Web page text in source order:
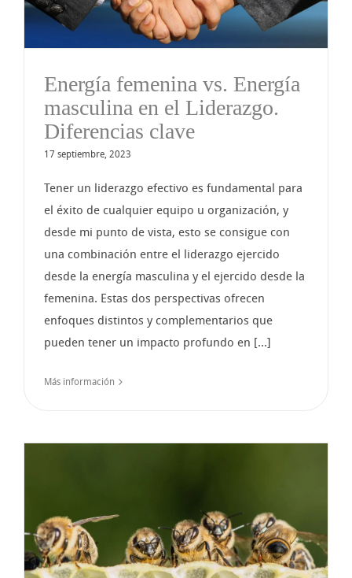
Energía femenina vs. Energía
masculina en el Liderazgo.
Diferencias clave
17 septiembre, 2023
Tener un liderazgo efectivo es fundamental para
el éxito de cualquier equipo u organización, y
desde mi punto de vista, esto se consigue con
una combinación entre el liderazgo ejercido
desde la energía masculina y el ejercido desde la
femenina. Estas dos perspectivas ofrecen
enfoques distintos y complementarios que
pueden tener un impacto profundo en [...]
Más información